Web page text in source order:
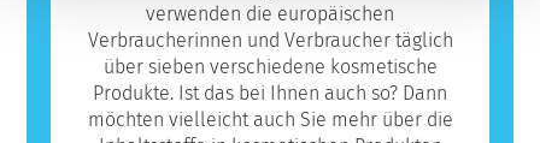
verwenden die europäischen
Verbraucherinnen und Verbraucher täglich
über sieben verschiedene kosmetische
Produkte. Ist das bei Ihnen auch so? Dann
möchten vielleicht auch Sie mehr über die